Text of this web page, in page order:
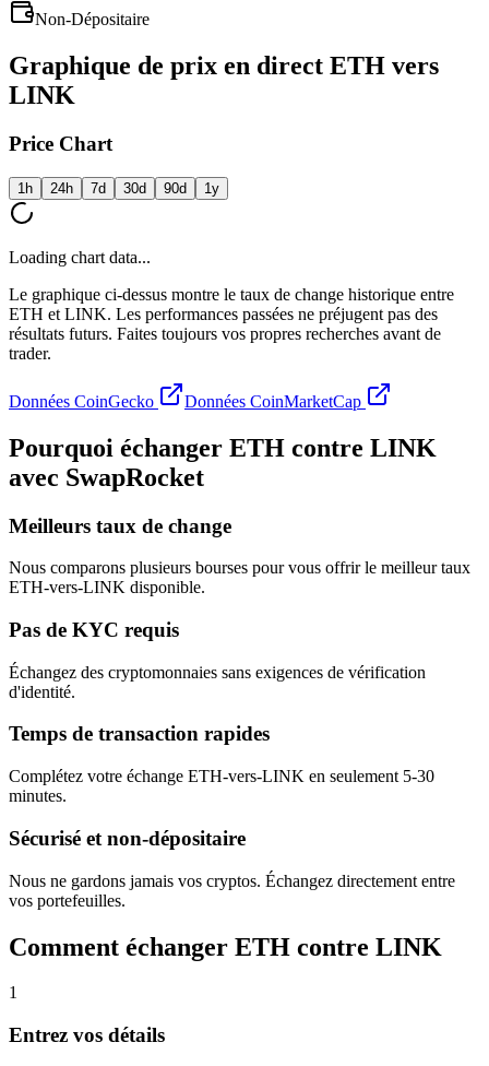
Non-Dépositaire
Graphique de prix en direct ETH vers
LINK
Price Chart
1h 24h 7d 30d 90d 1y
Loading chart data...
Le graphique ci-dessus montre le taux de change historique entre
ETH et LINK. Les performances passées ne préjugent pas des
résultats futurs. Faites toujours vos propres recherches avant de
trader.
Données CoinGecko Données CoinMarketCap
Pourquoi échanger ETH contre LINK
avec SwapRocket
Meilleurs taux de change
Nous comparons plusieurs bourses pour vous offrir le meilleur taux
ETH-vers-LINK disponible.
Pas de KYC requis
Échangez des cryptomonnaies sans exigences de vérification
d'identité.
Temps de transaction rapides
Complétez votre échange ETH-vers-LINK en seulement 5-30
minutes.
Sécurisé et non-dépositaire
Nous ne gardons jamais vos cryptos. Échangez directement entre
vos portefeuilles.
Comment échanger ETH contre LINK
1
Entrez vos détails